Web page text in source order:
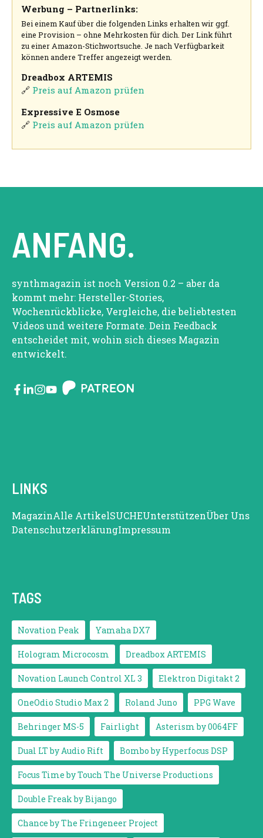
Werbung – Partnerlinks:
Bei einem Kauf über die folgenden Links erhalten wir ggf.
eine Provision – ohne Mehrkosten für dich. Der Link führt
zu einer Amazon-Stichwortsuche. Je nach Verfügbarkeit
können andere Treffer angezeigt werden.
Dreadbox ARTEMIS
🔗 Preis auf Amazon prüfen
Expressive E Osmose
🔗 Preis auf Amazon prüfen
ANFANG.
synthmagazin ist noch Version 0.2 – aber da
kommt mehr: Hersteller-Stories,
Wochenrückblicke, Vergleiche, die beliebtesten
Videos und weitere Formate. Dein Feedback
entscheidet mit, wohin sich dieses Magazin
entwickelt.
LINKS
MagazinAlle ArtikelSUCHEUnterstützenÜber Uns
DatenschutzerklärungImpressum
TAGS
Novation Peak Yamaha DX7
Hologram Microcosm Dreadbox ARTEMIS
Novation Launch Control XL 3 Elektron Digitakt 2
OneOdio Studio Max 2 Roland Juno PPG Wave
Behringer MS-5 Fairlight Asterism by 0064FF
Dual LT by Audio Rift Bombo by Hyperfocus DSP
Focus Time by Touch The Universe Productions
Double Freak by Bijango
Chance by The Fringeneer Project